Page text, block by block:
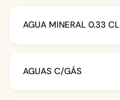
AGUA MINERAL 0.33 CL
AGUAS C/GÁS